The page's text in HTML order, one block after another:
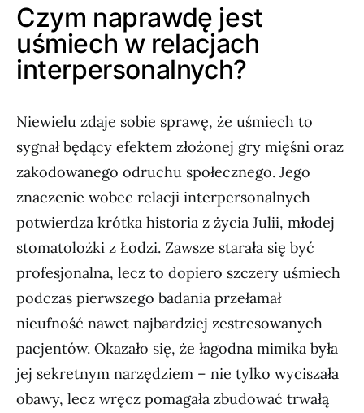
Czym naprawdę jest
uśmiech w relacjach
interpersonalnych?
Niewielu zdaje sobie sprawę, że uśmiech to
sygnał będący efektem złożonej gry mięśni oraz
zakodowanego odruchu społecznego. Jego
znaczenie wobec relacji interpersonalnych
potwierdza krótka historia z życia Julii, młodej
stomatolożki z Łodzi. Zawsze starała się być
profesjonalna, lecz to dopiero szczery uśmiech
podczas pierwszego badania przełamał
nieufność nawet najbardziej zestresowanych
pacjentów. Okazało się, że łagodna mimika była
jej sekretnym narzędziem – nie tylko wyciszała
obawy, lecz wręcz pomagała zbudować trwałą